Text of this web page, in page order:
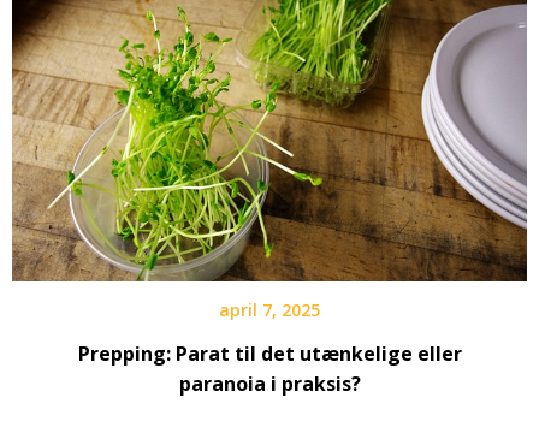
april 7, 2025
Prepping: Parat til det utænkelige eller
paranoia i praksis?